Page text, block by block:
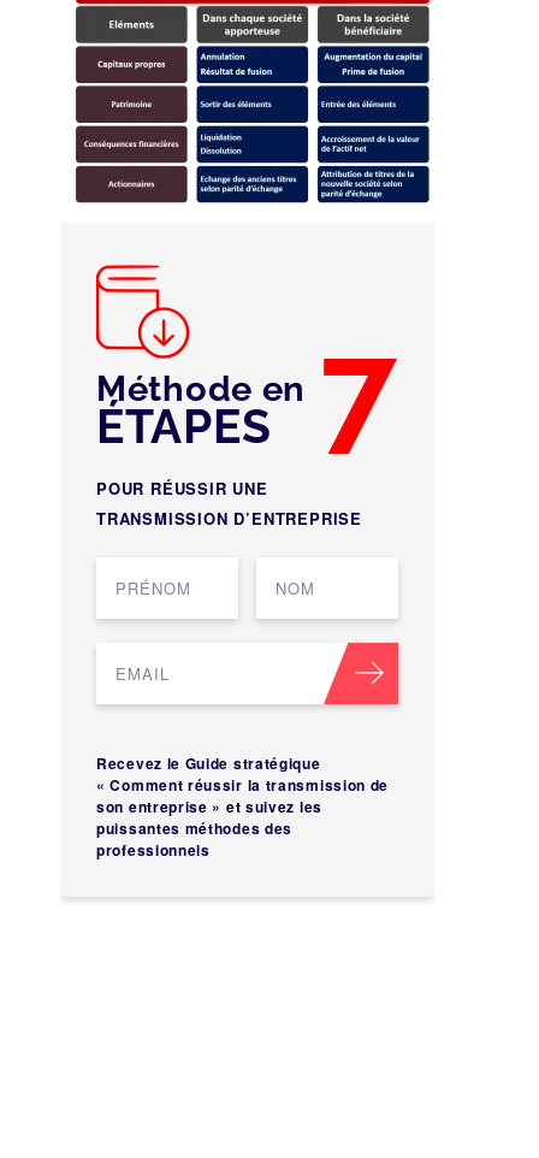
Par la concentration
Par la diversification
Téléchargez le Guide stratégique
« Comment booster sa
croissance »
Méthode en 7
ÉTAPES
POUR RÉUSSIR UNE
TRANSMISSION D’ENTREPRISE
Recevez le Guide stratégique
« Comment réussir la transmission de
son entreprise » et suivez les
puissantes méthodes des
professionnels